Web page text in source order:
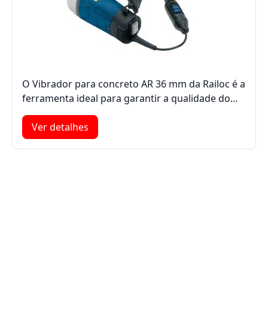
O Vibrador para concreto AR 36 mm da Railoc é a
ferramenta ideal para garantir a qualidade do…
Ver detalhes